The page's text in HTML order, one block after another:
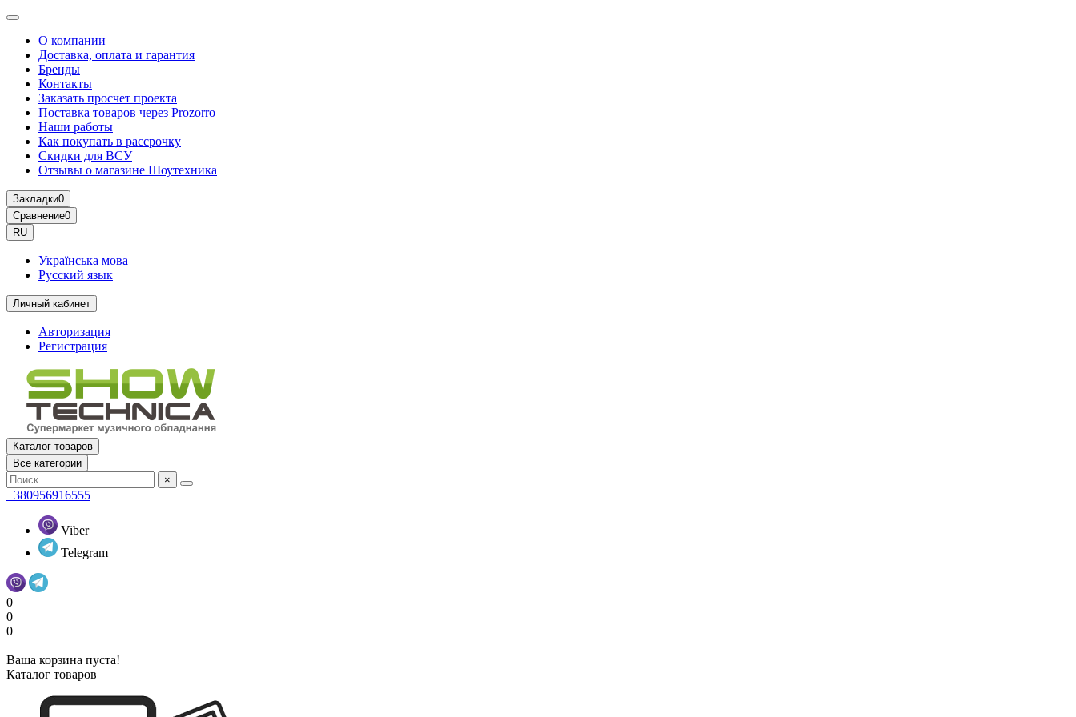
О компании
Доставка, оплата и гарантия
Бренды
Контакты
Заказать просчет проекта
Поставка товаров через Prozorro
Наши работы
Как покупать в рассрочку
Скидки для ВСУ
Отзывы о магазине Шоутехника
Закладки0
Сравнение0
RU
Українська мова
Русский язык
Личный кабинет
Авторизация
Регистрация
Каталог товаров
Все категории
×
+380956916555
Viber
Telegram
0
0
0
Ваша корзина пуста!
Каталог товаров